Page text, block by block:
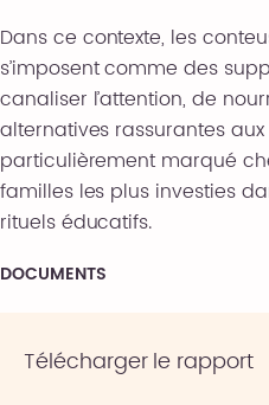
Dans ce contexte, les
s’imposent comme des
canaliser l’attention, de
alternatives rassurantes
particulièrement marqué
familles les plus investies
rituels éducatifs.
DOCUMENTS
Télécharger le rapport